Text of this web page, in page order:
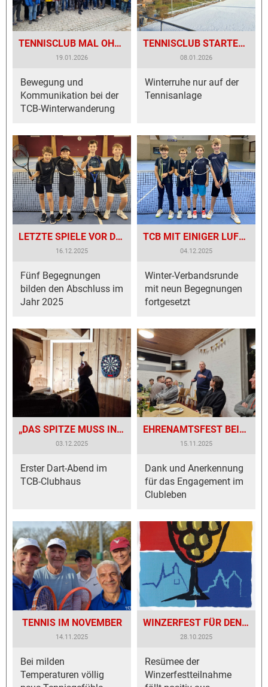
TENNISCLUB MAL OHNE TENNISSCHLÄGER UNTERWEGS!
19.01.2026
Bewegung und
Kommunikation bei der
TCB-Winterwanderung
TENNISCLUB STARTET INS NEUE JAHR!
08.01.2026
Winterruhe nur auf der
Tennisanlage
LETZTE SPIELE VOR DER WEIHNACHTSPAUSE
16.12.2025
Fünf Begegnungen
bilden den Abschluss im
Jahr 2025
TCB MIT EINIGER LUFT NACH OBEN
04.12.2025
Winter-Verbandsrunde
mit neun Begegnungen
fortgesetzt
„DAS SPITZE MUSS INS RUNDE!“
03.12.2025
Erster Dart-Abend im
TCB-Clubhaus
EHRENAMTSFEST BEIM TENNISCLUB BESIGHEIM
15.11.2025
Dank und Anerkennung
für das Engagement im
Clubleben
TENNIS IM NOVEMBER
14.11.2025
Bei milden
Temperaturen völlig
WINZERFEST FÜR DEN TCB EIN GEWINN
28.10.2025
Resümee der
Winzerfestteilnahme